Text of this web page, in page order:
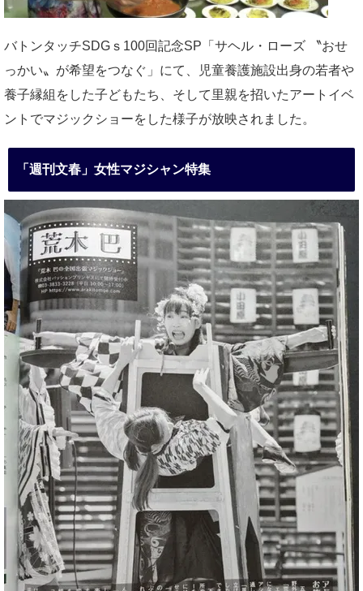
バトンタッチSDGｓ100回記念SP「サヘル・ローズ 〝おせ
っかい〟が希望をつなぐ」にて、児童養護施設出身の若者や
養子縁組をした子どもたち、そして里親を招いたアートイベ
ントでマジックショーをした様子が放映されました。
「週刊文春」女性マジシャン特集